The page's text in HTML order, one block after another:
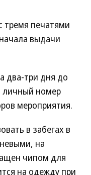
тремя печатями
выдачи
два-три дня до
личный номер
мероприятия.
в забегах в
на
чипом для
на одежду при